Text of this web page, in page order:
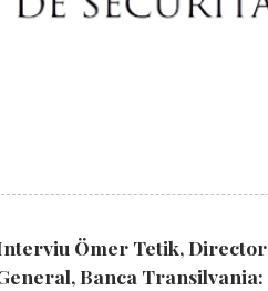
Ömer Tetik, Director
Banca Transilvania: